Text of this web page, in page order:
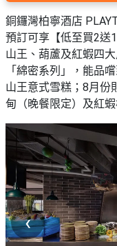
銅鑼灣柏寧酒店
預訂可享【低至買2送
山王、葫蘆及紅蝦四
「綿密系列」，能品
山王意式雪糕；8月份
甸（晚餐限定）及紅
‹